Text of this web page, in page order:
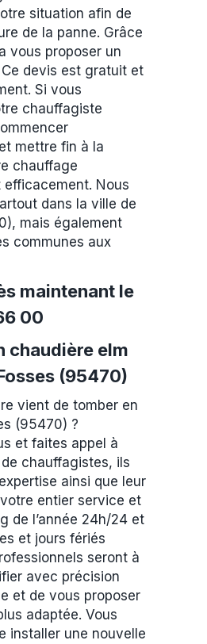
situation afin de
de la panne. Grâce
vous proposer un
devis est gratuit et
Si vous
chauffagiste
mettre fin à la
chauffage
efficacement. Nous
dans la ville de
mais également
communes aux
maintenant le
00
chaudière elm
(95470)
vient de tomber en
(95470) ?
et faites appel à
chauffagistes, ils
ainsi que leur
entier service et
de l’année 24h/24 et
et jours fériés
seront à
avec précision
et de vous proposer
adaptée. Vous
installer une nouvelle